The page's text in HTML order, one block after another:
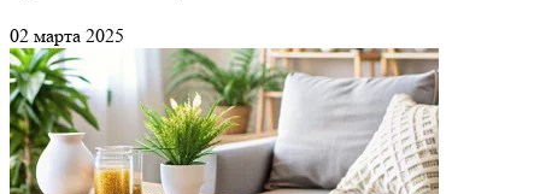
02 марта 2025